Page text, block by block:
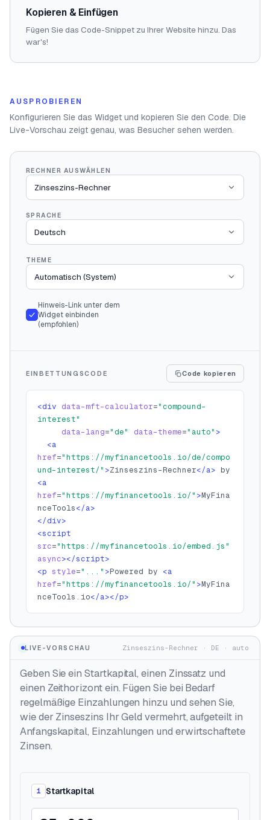
Kopieren & Einfügen
Fügen Sie das Code-Snippet zu Ihrer Website hinzu. Das
war's!
AUSPROBIEREN
Konfigurieren Sie das Widget und kopieren Sie den Code. Die
Live-Vorschau zeigt genau, was Besucher sehen werden.
RECHNER AUSWÄHLEN
SPRACHE
THEME
Hinweis-Link unter dem
Widget einbinden
(empfohlen)
EINBETTUNGSCODE Code kopieren
<div data-mft-calculator="compound-
interest"
data-lang="de" data-theme=" auto" >
<a
href="https://myfinancetools.io/de/compo
und-interest/" >Zinseszins-Rechner</a>
<a
href="https://myfinancetools.io/" >MyFina
nceTools</a>
</div>
<script
src="https://myfinancetools.io/embed.js"
async></script>
<p style="..." >Powered by <a
href="https://myfinancetools.io/" >MyFina
nceTools.io</a></p>
LIVE-VORSCHAU Zinseszins-Rechner · DE · auto